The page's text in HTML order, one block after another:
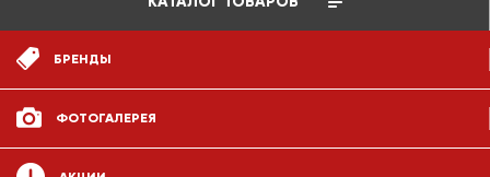
БРЕНДЫ
ФОТОГАЛЕРЕЯ